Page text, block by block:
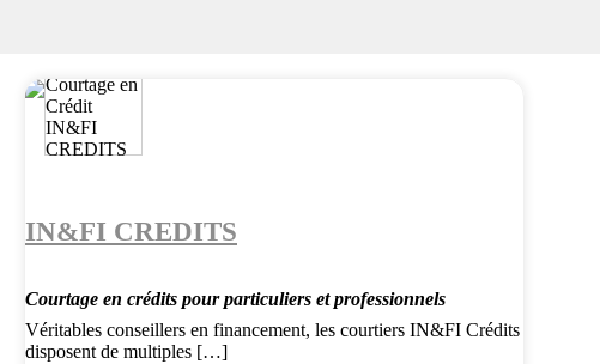
IN&FI CREDITS
Courtage en crédits pour particuliers et professionnels
Véritables conseillers en financement, les courtiers IN&FI Crédits
disposent de multiples […]